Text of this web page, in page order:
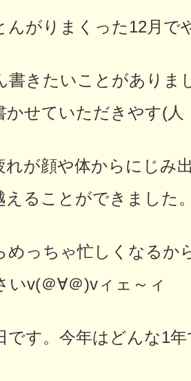
んがりまくった12月で
書きたいことがありま
かせていただきやす(人
れが顔や体からにじみ
えることができました
めっちゃ忙しくなるか
いv(＠∀＠)vィェ～ィ
です。今年はどんな1